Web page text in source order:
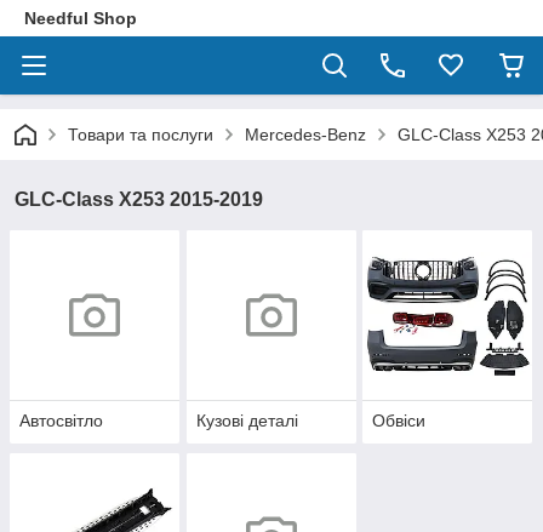
Needful Shop
Товари та послуги Mercedes-Benz GLC-Class X253
GLC-Class X253 2015-2019
Автосвітло Кузові деталі Обвіси